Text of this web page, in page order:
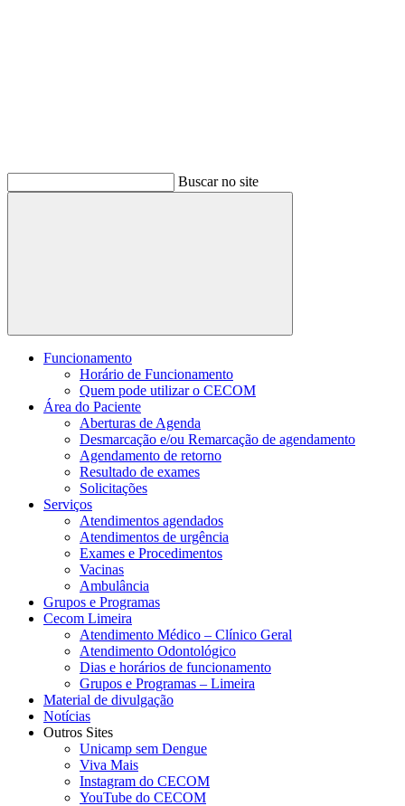
Buscar no site
Buscar
Funcionamento
Horário de Funcionamento
Quem pode utilizar o CECOM
Área do Paciente
Aberturas de Agenda
Desmarcação e/ou Remarcação de agendamento
Agendamento de retorno
Resultado de exames
Solicitações
Serviços
Atendimentos agendados
Atendimentos de urgência
Exames e Procedimentos
Vacinas
Ambulância
Grupos e Programas
Cecom Limeira
Atendimento Médico – Clínico Geral
Atendimento Odontológico
Dias e horários de funcionamento
Grupos e Programas – Limeira
Material de divulgação
Notícias
Outros Sites
Unicamp sem Dengue
Viva Mais
Instagram do CECOM
YouTube do CECOM